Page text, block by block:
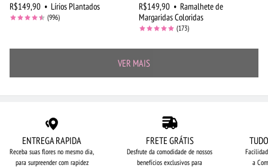
R$149,90 • Lírios Plantados
(996)
R$149,90 • Ramalhete de
Margaridas Coloridas
(173)
VER MAIS
ENTREGA RAPIDA
Receba suas flores no mesmo dia,
para surpreender com rapidez
FRETE GRÁTIS
Desfrute da comodidade de nossos
benefícios exclusivos para
a